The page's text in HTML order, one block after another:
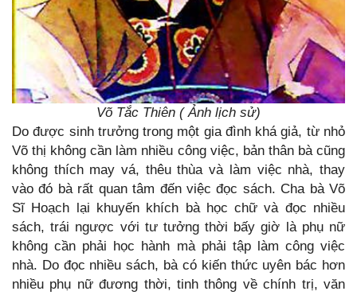
Võ Tắc Thiên ( Ảnh lịch sử)
Do được sinh trưởng trong một gia đình khá giả, từ nhỏ
Võ thị không cần làm nhiều công việc, bản thân bà cũng
không thích may vá, thêu thùa và làm việc nhà, thay
vào đó bà rất quan tâm đến việc đọc sách. Cha bà Võ
Sĩ Hoạch lại khuyến khích bà học chữ và đọc nhiều
sách, trái ngược với tư tưởng thời bấy giờ là phụ nữ
không cần phải học hành mà phải tập làm công việc
nhà. Do đọc nhiều sách, bà có kiến thức uyên bác hơn
nhiều phụ nữ đương thời, tinh thông về chính trị, văn